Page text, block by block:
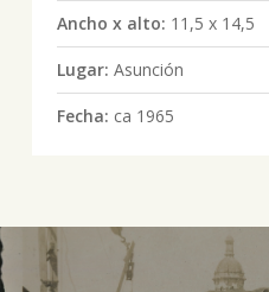
Ancho x alto: 11,5 x 14,5
Lugar: Asunción
Fecha: ca 1965